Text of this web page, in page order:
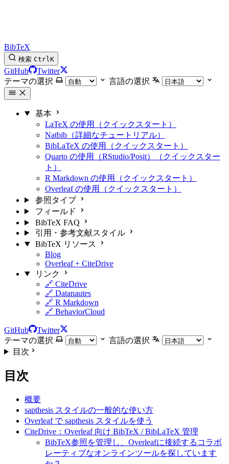
BibTeX
検索 CtrlK
GitHub
Twitter
テーマの選択
言語の選択
基本
LaTeX の使用（クイックスタート）
Natbib（詳細なチュートリアル）
BibLaTeX の使用（クイックスタート）
Quarto の使用（RStudio/Posit）（クイックスター
ト）
R Markdown の使用（クイックスタート）
Overleaf の使用（クイックスタート）
参照タイプ
フィールド
BibTeX FAQ
引用・参考文献スタイル
BibTeX リソース
Blog
Overleaf + CiteDrive
リンク
🔗 CiteDrive
🔗 Datanautes
🔗 R Markdown
🔗 BehaviorCloud
GitHub
Twitter
テーマの選択
言語の選択
目次
目次
概要
sapthesis スタイルの一般的な使い方
Overleaf で sapthesis スタイルを使う
CiteDrive：Overleaf 向け BibTeX / BibLaTeX 管理
BibTeX参照を管理し、Overleafに接続するコラボ
レーティブなオンラインツールを探しています